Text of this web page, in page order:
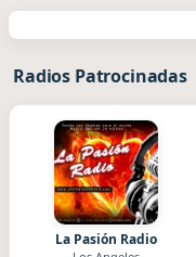
Radios Patrocinadas
La Pasión Radio